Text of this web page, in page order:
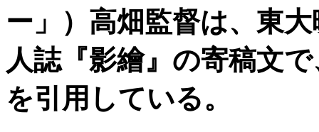
ー」）高畑監督は、東
人誌『影繪』の寄稿文
を引用している。